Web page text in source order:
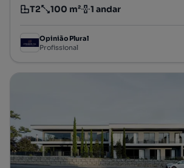
Tipologia
T2
Preço por metro quadrado
100 m²
Andar 1 andar
Opinião Plural
Profissional